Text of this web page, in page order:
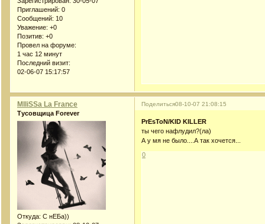
Приглашений: 0
Сообщений: 10
Уважение: +0
Позитив: +0
Провел на форуме:
1 час 12 минут
Последний визит:
02-06-07 15:17:57
Поделиться08-10-07 21:08:15
MIliSSa La France
Тусовщица Forever
Откуда: С нЕБа))
PrEsToN/KID KILLER
ты чего нафлудил?(ла)
А у мя не было....А так хочется...
0